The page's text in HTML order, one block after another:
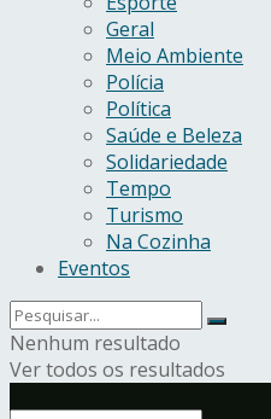
Geral
Meio Ambiente
Polícia
Política
Saúde e Beleza
Solidariedade
Tempo
Turismo
Na Cozinha
Eventos
Nenhum resultado
Ver todos os resultados